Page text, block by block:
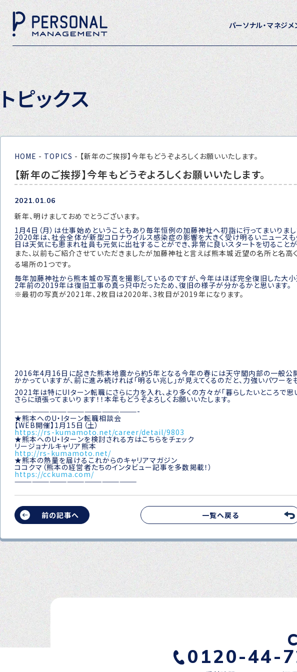
パーソナル・マネジメ
トピックス
HOME - TOPICS - 【新年のご挨拶】今年もどうぞよろしくお願いいたします。
【新年のご挨拶】今年もどうぞよろしくお願いいたします。
2021.01.06
新年、明けましておめでとうございます。
1月4日（月）は仕事始めということもあり毎年恒例の加藤神社へ初詣に行ってまいりまし
2020年は、社会全体が新型コロナウイルス感染症の影響を大きく受け明るいニュース
日は天気にも恵まれ社員も元気に出社することができ、非常に良いスタートを切ることが
また、以前もご紹介させていただきましたが加藤神社と言えば熊本城近望の名所と名高
る場所の1つです。
毎年加藤神社から熊本城の写真を撮影しているのですが、今年はほぼ完全復旧した大小
2年前の2019年は復旧工事の真っ只中だったため、復旧の様子が分かるかと思います。
※最初の写真が2021年、2枚目は2020年、3枚目が2019年になります。
2016年4月16日に起きた熊本地震から約5年となる今年の春には天守閣内部の一般公
かかっていますが、前に進み続ければ「明るい兆し」が見えてくるのだと、力強いパワーを
2021年は特にUIターン転職にさらに力を入れ、より多くの方々が「暮らしたいところで思
さらに頑張ってまいります！！本年もどうぞよろしくお願いいたします。
—————————————————————-
★熊本へのU・Iターン転職相談会
【WEB開催】1月15日（土）
https://rs-kumamoto.net/career/detail/9803
★熊本へのU・Iターンを検討される方はこちらをチェック
リージョナルキャリア熊本
http://rs-kumamoto.net/
★熊本の熱量を届けるこれからのキャリアマガジン
ココクマ（熊本の経営者たちのインタビュー記事を多数掲載！）
https://cckuma.com/
—————————————————————
前の記事へ 一覧へ戻る
0120-44-